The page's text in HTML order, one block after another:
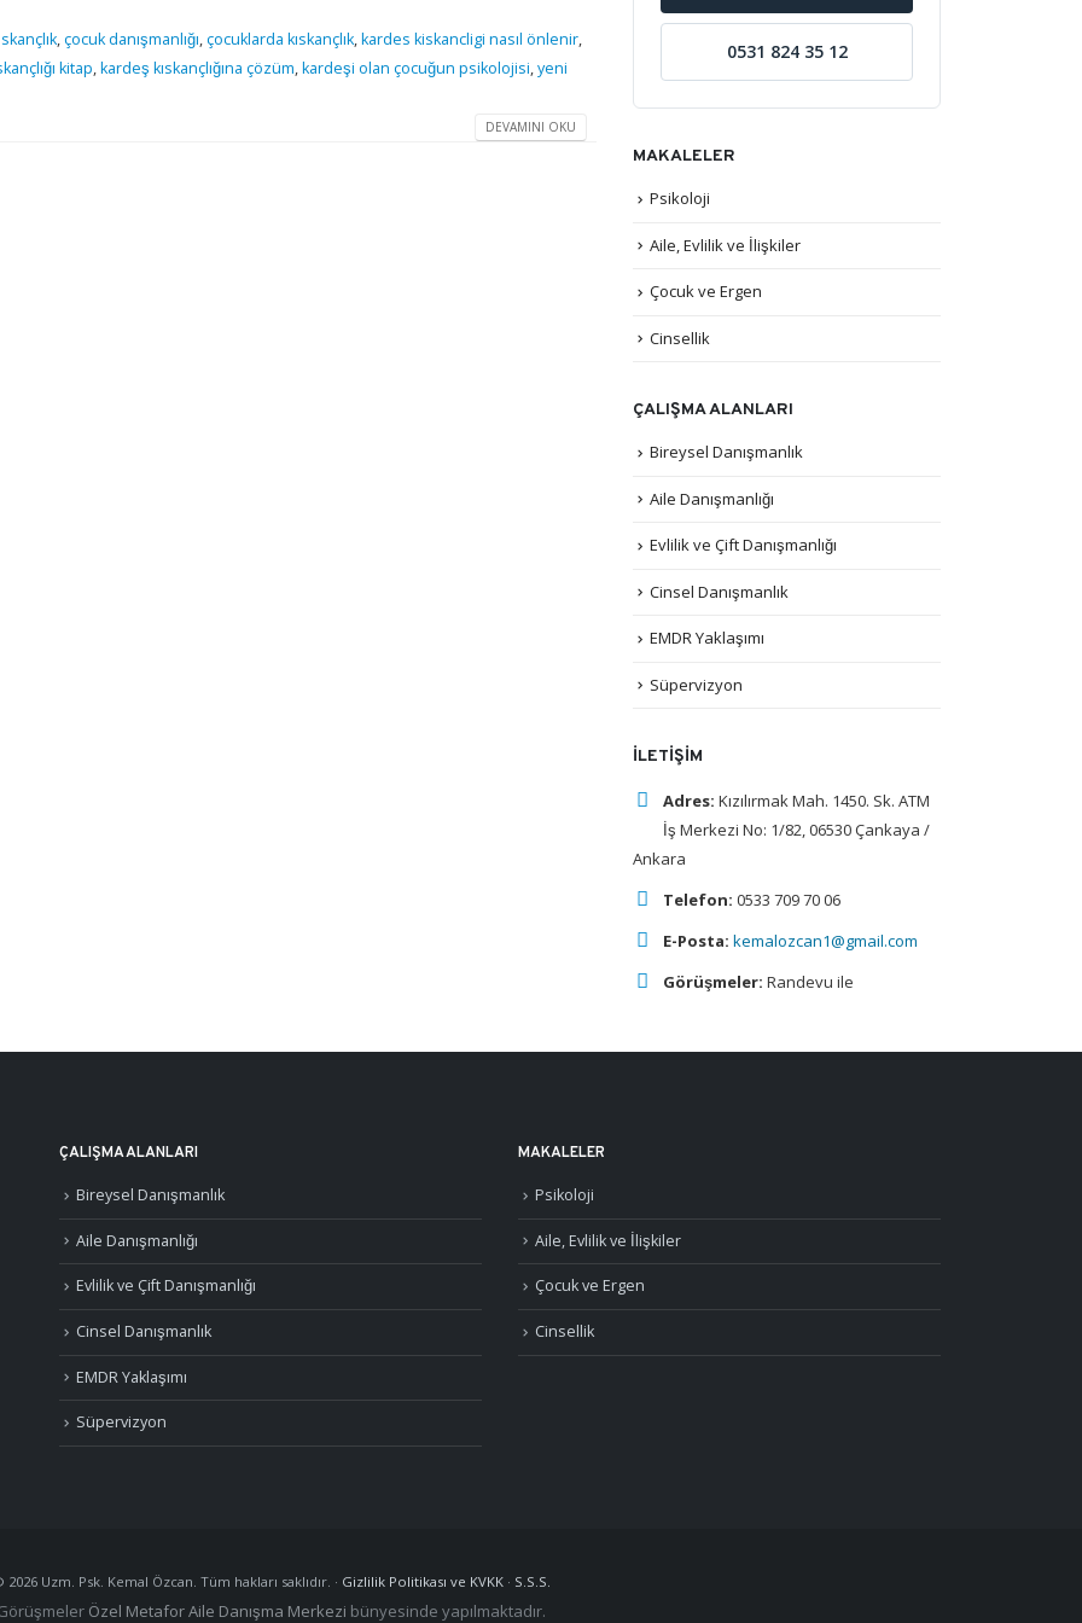
,çocuk danışmanlığı,çocuklarda kıskançlık,kardes kiskancligi nasıl önlenir,
kitap,kardeş kıskançlığına çözüm,kardeşi olan çocuğun psikolojisi,yeni
DEVAMINI OKU
0531 824 35 12
MAKALELER
Psikoloji
Aile, Evlilik ve İlişkiler
Çocuk ve Ergen
Cinsellik
ÇALIŞMA ALANLARI
Bireysel Danışmanlık
Aile Danışmanlığı
Evlilik ve Çift Danışmanlığı
Cinsel Danışmanlık
EMDR Yaklaşımı
Süpervizyon
İLETIŞIM
Adres: Kızılırmak Mah. 1450. Sk. ATM
İş Merkezi No: 1/82, 06530 Çankaya /
Ankara
Telefon: 0533 709 70 06
E-Posta: kemalozcan1@gmail.com
Görüşmeler: Randevu ile
ÇALIŞMA ALANLARI
Bireysel Danışmanlık
Aile Danışmanlığı
Evlilik ve Çift Danışmanlığı
Cinsel Danışmanlık
EMDR Yaklaşımı
Süpervizyon
MAKALELER
Psikoloji
Aile, Evlilik ve İlişkiler
Çocuk ve Ergen
Cinsellik
2026Uzm. Psk. Kemal Özcan. Tüm hakları saklıdır. · Gizlilik Politikası ve KVKK· S.S.S.
Özel Metafor Aile Danışma Merkezi bünyesinde yapılmaktadır.